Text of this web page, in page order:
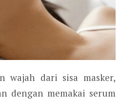
wajah dari sisa masker,
dengan memakai serum